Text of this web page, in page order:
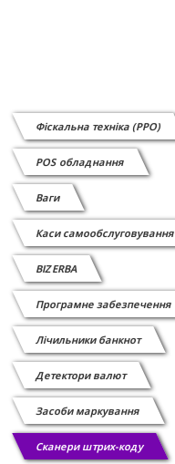
Фіскальна техніка (РРО)
POS обладнання
Ваги
Каси самообслуговування
BIZERBA
Програмне забезпечення
Лічильники банкнот
Детектори валют
Засоби маркування
Сканери штрих-коду